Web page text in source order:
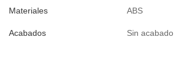
Materiales ABS
Acabados Sin acabado